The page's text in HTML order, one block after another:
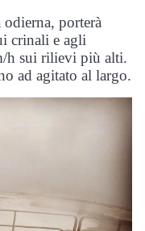
porterà
crinali e agli
h sui rilievi più alti.
ad agitato al largo.